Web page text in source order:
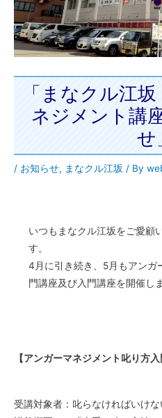
「まなクル江
ネジメント講
せ
/ お知らせ, まなクル江坂 / By
いつもまなクル江坂をご愛顧
す。
4月に引き続き、5月もアンガ
門講座及び入門講座を開催しま
【アンガーマネジメント叱り方入
受講対象者：叱らなければいけ